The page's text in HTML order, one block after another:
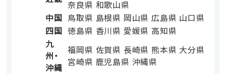
奈良県 和歌山県
中国 鳥取県 島根県 岡山県 広島県 山口県
四国 徳島県 香川県 愛媛県 高知県
九
州・
沖縄
福岡県 佐賀県 長崎県 熊本県 大分県
宮崎県 鹿児島県 沖縄県